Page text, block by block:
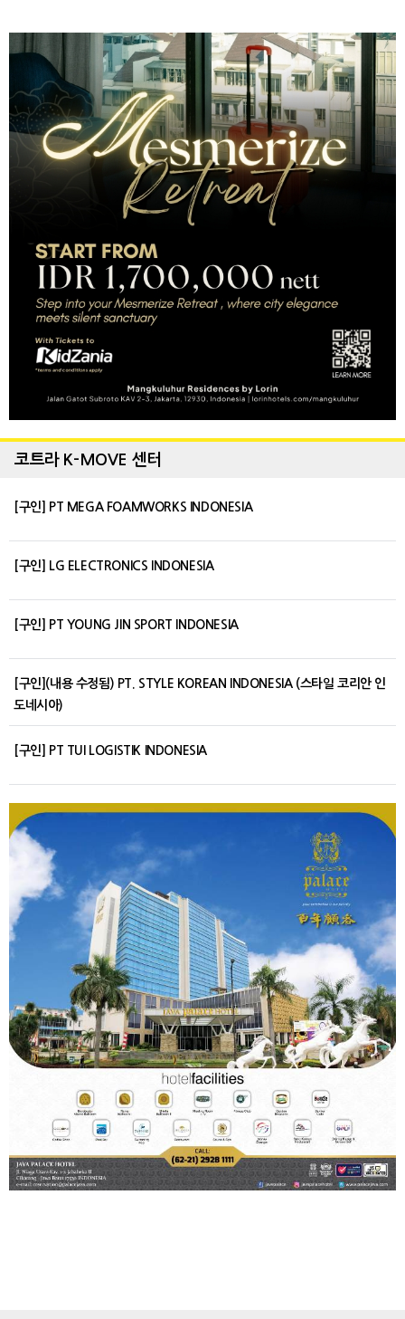
코트라 K-MOVE 센터
[구인] PT MEGA FOAMWORKS INDONESIA
[구인] LG ELECTRONICS INDONESIA
[구인] PT YOUNG JIN SPORT INDONESIA
[구인](내용 수정됨) PT. STYLE KOREAN INDONESIA (스타일 코리안 인
도네시아)
[구인] PT TUI LOGISTIK INDONESIA